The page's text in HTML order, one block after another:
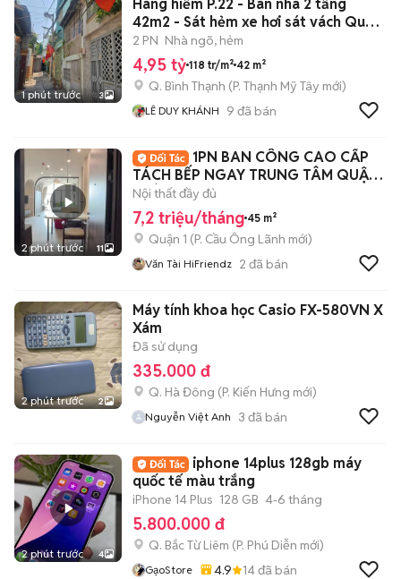
1 phút trước 3
Hàng hiếm P.22 - Bán nhà 2 tầng
42m2 - Sát hẻm xe hơi sát vách Quận
1
2 PN Nhà ngõ, hẻm
4,95 tỷ 118 tr/m² 42 m²
Q. Bình Thạnh (P. Thạnh Mỹ Tây mới)
LÊ DUY KHÁNH 9 đã bán
2 phút trước 11
1PN BAN CÔNG CAO CẤP
TÁCH BẾP NGAY TRUNG TÂM QUẬN
1 SÁT QUẬN 3, 5, 10
Nội thất đầy đủ
7,2 triệu/tháng 45 m²
Quận 1 (P. Cầu Ông Lãnh mới)
Văn Tài HiFriendz 2 đã bán
2 phút trước 2
Máy tính khoa học Casio FX-580VN X
Xám
Đã sử dụng
335.000 đ
Q. Hà Đông (P. Kiến Hưng mới)
Nguyễn Việt Anh 3 đã bán
2 phút trước 4
iphone 14plus 128gb máy
quốc tế màu trắng
iPhone 14 Plus 128 GB 4-6 tháng
5.800.000 đ
Q. Bắc Từ Liêm (P. Phú Diễn mới)
GạoStore 4.9 14đã bán